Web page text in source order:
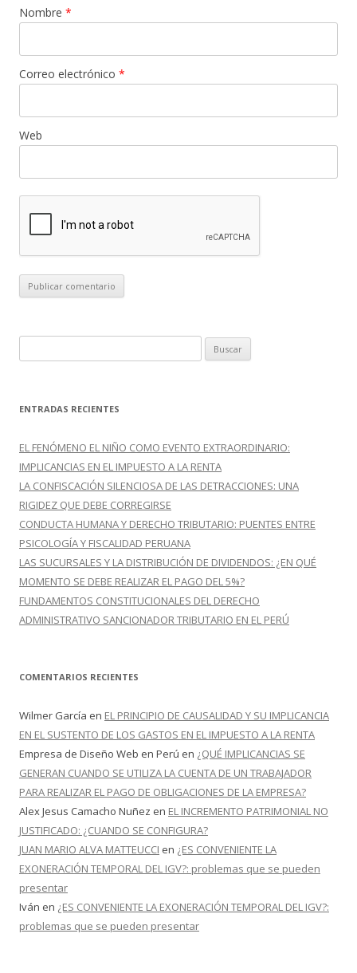
Nombre *
Correo electrónico *
Web
u
c
r
:
ENTRADAS RECIENTES
EL FENÓMENO EL NIÑO COMO EVENTO EXTRAORDINARIO:
IMPLICANCIAS EN EL IMPUESTO A LA RENTA
LA CONFISCACIÓN SILENCIOSA DE LAS DETRACCIONES: UNA
RIGIDEZ QUE DEBE CORREGIRSE
CONDUCTA HUMANA Y DERECHO TRIBUTARIO: PUENTES ENTRE
PSICOLOGÍA Y FISCALIDAD PERUANA
LAS SUCURSALES Y LA DISTRIBUCIÓN DE DIVIDENDOS: ¿EN QUÉ
MOMENTO SE DEBE REALIZAR EL PAGO DEL 5%?
FUNDAMENTOS CONSTITUCIONALES DEL DERECHO
ADMINISTRATIVO SANCIONADOR TRIBUTARIO EN EL PERÚ
COMENTARIOS RECIENTES
Wilmer García en EL PRINCIPIO DE CAUSALIDAD Y SU IMPLICANCIA
EN EL SUSTENTO DE LOS GASTOS EN EL IMPUESTO A LA RENTA
Empresa de Diseño Web en Perú en ¿QUÉ IMPLICANCIAS SE
GENERAN CUANDO SE UTILIZA LA CUENTA DE UN TRABAJADOR
PARA REALIZAR EL PAGO DE OBLIGACIONES DE LA EMPRESA?
Alex Jesus Camacho Nuñez en EL INCREMENTO PATRIMONIAL NO
JUSTIFICADO: ¿CUANDO SE CONFIGURA?
JUAN MARIO ALVA MATTEUCCI en ¿ES CONVENIENTE LA
EXONERACIÓN TEMPORAL DEL IGV?: problemas que se pueden
presentar
Iván en ¿ES CONVENIENTE LA EXONERACIÓN TEMPORAL DEL IGV?:
problemas que se pueden presentar